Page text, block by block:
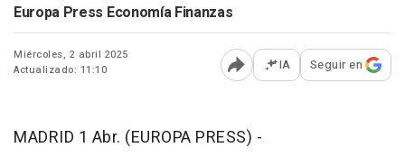
Europa Press Economía Finanzas
Miércoles, 2 abril 2025
Actualizado: 11:10
Abrir opciones para
IA Seguir en
MADRID 1 Abr. (EUROPA PRESS) -